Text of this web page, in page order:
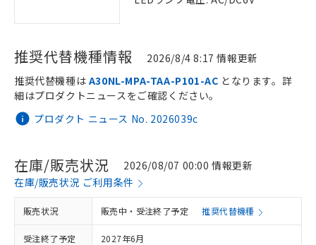
推奨代替機種情報 2026/8/4 8:17 情報更新
プロダクト ニュース No. 2026039c
推奨代替機種は A30NL-MPA-TAA-P101-AC となります。詳
細はプロダクトニュースをご確認ください。
在庫/販売状況
2026/08/07 00:00 情報更新
在庫/販売状況 ご利用条件
販売状況 販売中・受注終了予定 推奨代替機種
受注終了予定 2027年6月